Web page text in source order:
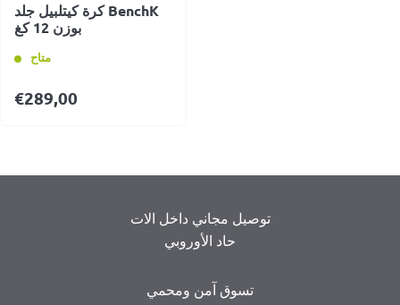
كرة كيتلبيل جلد BenchK
بوزن 12 كغ
متاح
€289,00
توصيل مجاني داخل الات
حاد الأوروبي
تسوق آمن ومحمي